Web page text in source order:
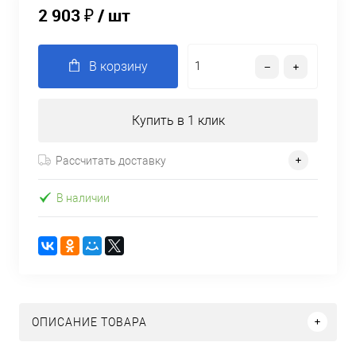
2 903 ₽/ шт
В корзину
Купить в 1 клик
Рассчитать доставку
В наличии
ОПИСАНИЕ ТОВАРА